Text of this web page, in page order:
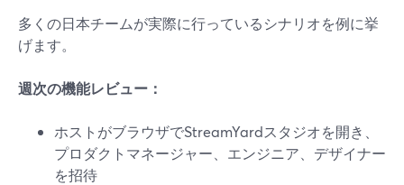
多くの日本チームが実際に行っているシナリオを例に挙
げます。
週次の機能レビュー：
ホストがブラウザでStreamYardスタジオを開き、
プロダクトマネージャー、エンジニア、デザイナー
を招待